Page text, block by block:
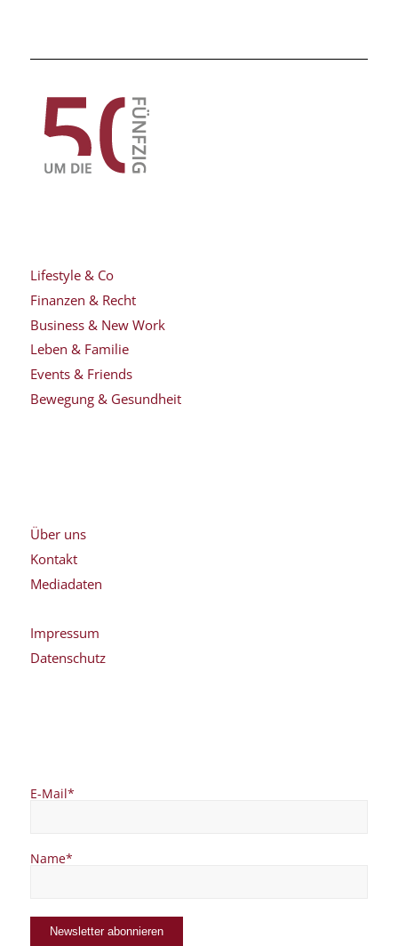
Lifestyle & Co
Finanzen & Recht
Business & New Work
Leben & Familie
Events & Friends
Bewegung & Gesundheit
Über uns
Kontakt
Mediadaten
Impressum
Datenschutz
E-Mail*
Name*